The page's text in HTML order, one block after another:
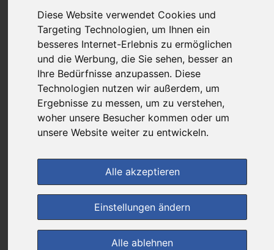
Diese Website verwendet Cookies und
Targeting Technologien, um Ihnen ein
besseres Internet-Erlebnis zu ermöglichen
und die Werbung, die Sie sehen, besser an
Ihre Bedürfnisse anzupassen. Diese
Technologien nutzen wir außerdem, um
Ergebnisse zu messen, um zu verstehen,
woher unsere Besucher kommen oder um
unsere Website weiter zu entwickeln.
Alle akzeptieren
Einstellungen ändern
Alle ablehnen
Generika
Preisalarm